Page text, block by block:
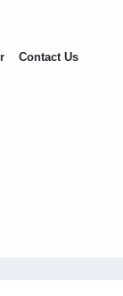
Contact Us